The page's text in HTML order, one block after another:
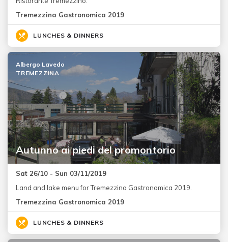
Tremezzina Gastronomica 2019
LUNCHES & DINNERS
Autunno ai piedi del promontorio
Albergo Lavedo
TREMEZZINA
Sat 26/10 - Sun 03/11/2019
Land and lake menu for Tremezzina Gastronomica 2019.
Tremezzina Gastronomica 2019
LUNCHES & DINNERS